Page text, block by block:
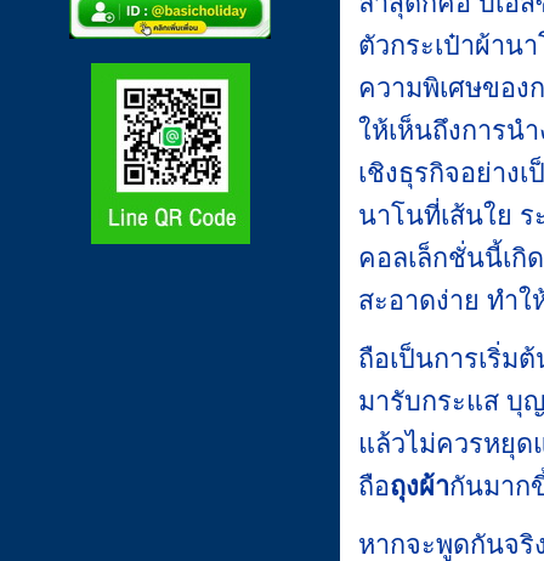
ตัวกระเป๋าผ้าน
ความพิเศษของ
ให้เห็นถึงการน
เชิงธุรกิจอย่าง
นาโนที่เส้นใย ร
คอลเล็กชั่นนี้เ
สะอาดง่าย ทำ
ถือเป็นการเริ่ม
มารับกระแส บุ
แล้วไม่ควรหยุด
ถือถุงผ้ากันมาก
หากจะพูดกันจริ